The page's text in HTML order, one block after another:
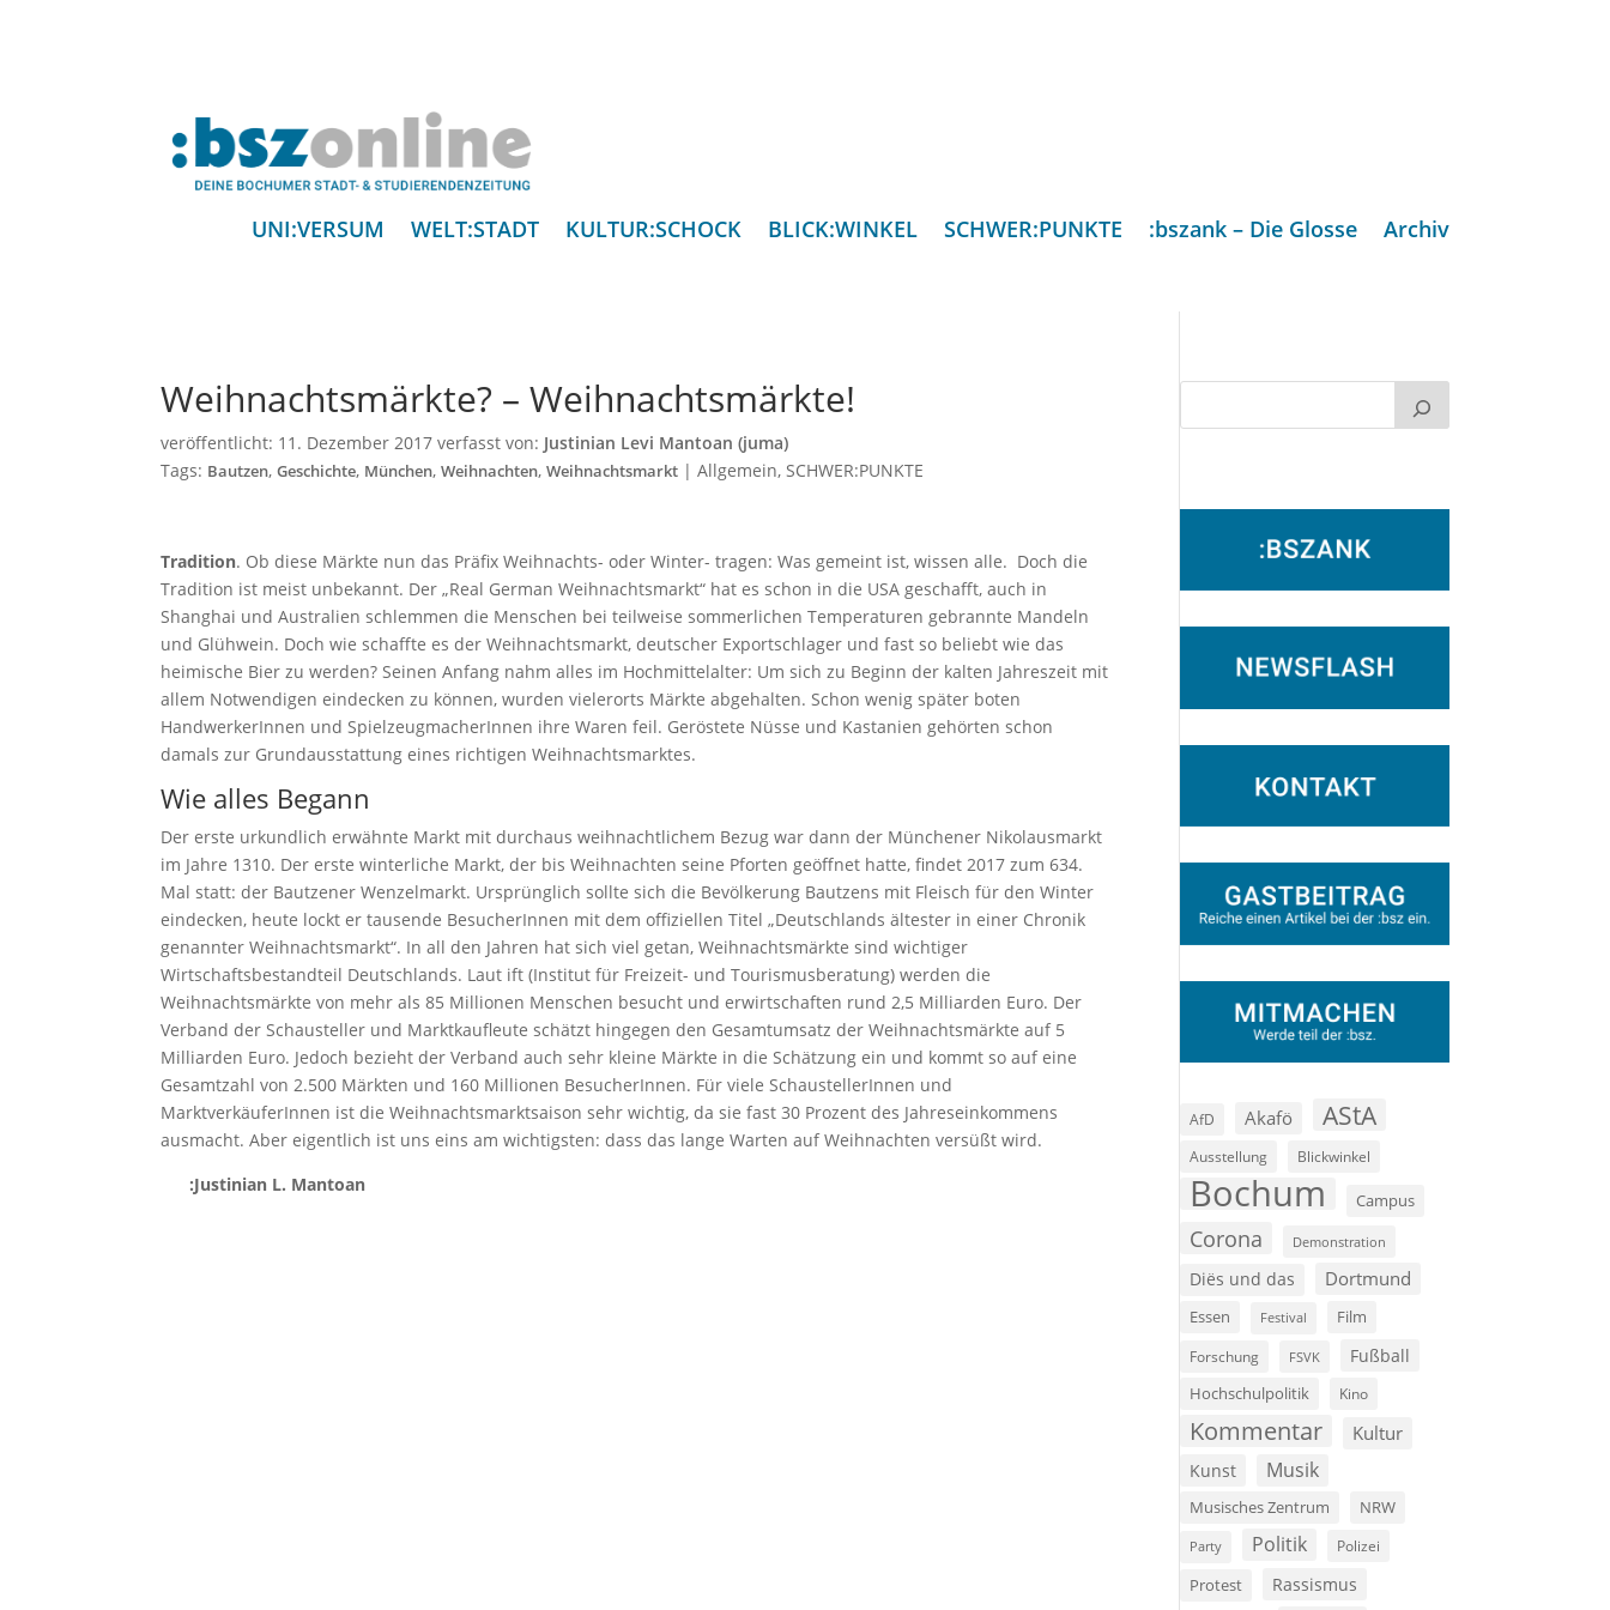
UNI:VERSUM WELT:STADT KULTUR:SCHOCK BLICK:WINKEL SCHWER:PUNKTE :bszank – Die Glosse Archiv
Weihnachtsmärkte? – Weihnachtsmärkte!
veröffentlicht: 11. Dezember 2017 verfasst von: Justinian Levi Mantoan (juma)
Tags: Bautzen,Geschichte, München,Weihnachten,Weihnachtsmarkt |Allgemein,SCHWER:PUNKTE
Tradition. Ob diese Märkte nun das Präfix Weihnachts- oder Winter- tragen: Was gemeint ist, wissen alle. Doch die
Tradition ist meist unbekannt. Der „Real German Weihnachtsmarkt“ hat es schon in die USA geschafft, auch in
Shanghai und Australien schlemmen die Menschen bei teilweise sommerlichen Temperaturen gebrannte Mandeln
und Glühwein. Doch wie schaffte es der Weihnachtsmarkt, deutscher Exportschlager und fast so beliebt wie das
heimische Bier zu werden? Seinen Anfang nahm alles im Hochmittelalter: Um sich zu Beginn der kalten Jahreszeit mit
allem Notwendigen eindecken zu können, wurden vielerorts Märkte abgehalten. Schon wenig später boten
HandwerkerInnen und SpielzeugmacherInnen ihre Waren feil. Geröstete Nüsse und Kastanien gehörten schon
damals zur Grundausstattung eines richtigen Weihnachtsmarktes.
Wie alles Begann
Der erste urkundlich erwähnte Markt mit durchaus weihnachtlichem Bezug war dann der Münchener Nikolausmarkt
im Jahre 1310. Der erste winterliche Markt, der bis Weihnachten seine Pforten geöffnet hatte, findet 2017 zum 634.
Mal statt: der Bautzener Wenzelmarkt. Ursprünglich sollte sich die Bevölkerung Bautzens mit Fleisch für den Winter
eindecken, heute lockt er tausende BesucherInnen mit dem offiziellen Titel „Deutschlands ältester in einer Chronik
genannter Weihnachtsmarkt“. In all den Jahren hat sich viel getan, Weihnachtsmärkte sind wichtiger
Wirtschaftsbestandteil Deutschlands. Laut ift (Institut für Freizeit- und Tourismusberatung) werden die
Weihnachtsmärkte von mehr als 85 Millionen Menschen besucht und erwirtschaften rund 2,5 Milliarden Euro. Der
Verband der Schausteller und Marktkaufleute schätzt hingegen den Gesamtumsatz der Weihnachtsmärkte auf 5
Milliarden Euro. Jedoch bezieht der Verband auch sehr kleine Märkte in die Schätzung ein und kommt so auf eine
Gesamtzahl von 2.500 Märkten und 160 Millionen BesucherInnen. Für viele SchaustellerInnen und
MarktverkäuferInnen ist die Weihnachtsmarktsaison sehr wichtig, da sie fast 30 Prozent des Jahreseinkommens
ausmacht. Aber eigentlich ist uns eins am wichtigsten: dass das lange Warten auf Weihnachten versüßt wird.
:Justinian L. Mantoan
AfD Akafö AStA
Ausstellung Blickwinkel
Bochum Campus
Corona Demonstration
Diës und das Dortmund
Essen Festival Film
Forschung FSVK Fußball
Hochschulpolitik Kino
Kommentar Kultur
Kunst Musik
Musisches Zentrum NRW
Party Politik Polizei
Protest Rassismus